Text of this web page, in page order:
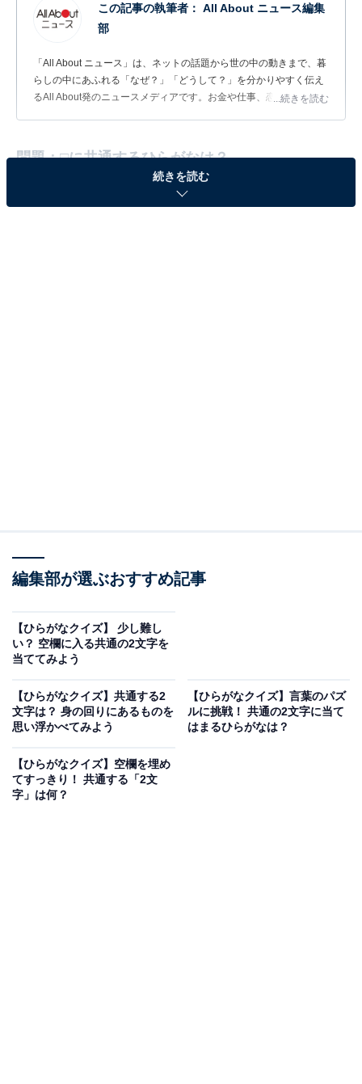
この記事の執筆者： All About ニュース編集
部
「All About ニュース」は、ネットの話題から世の中の動きまで、暮
らしの中にあふれる「なぜ？」「どうして？」を分かりやすく伝え
るAll About発のニュースメディアです。お金や仕事、恋愛、ITに関
...続きを読む
問題：□に共通するひらがなは？
ぱす□□ーす
ヒント：夕方の薄暗い時間。いくつもの異なるレベルや
厚みが重なり合っている状態。そして、スパゲッティな
さい。
次ページ
続きを読む
編集部が選ぶおすすめ記事
【ひらがなクイズ】 少し難し
い？ 空欄に入る共通の2文字を
当ててみよう
【ひらがなクイズ】共通する2
文字は？ 身の回りにあるものを
思い浮かべてみよう
【ひらがなクイズ】言葉のパズ
ルに挑戦！ 共通の2文字に当て
はまるひらがなは？
【ひらがなクイズ】空欄を埋め
てすっきり！ 共通する「2文
字」は何？